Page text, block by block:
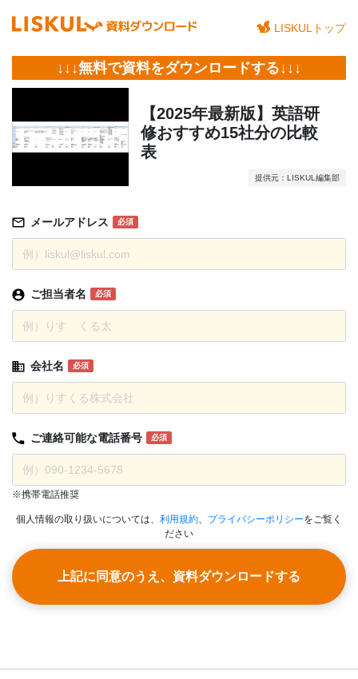
LISKULトップ
↓↓↓無料で資料をダウンロードする↓↓↓
【2025年最新版】英語研
修おすすめ15社分の比較
表
提供元：LISKUL編集部
メールアドレス 必須
ご担当者名 必須
会社名 必須
ご連絡可能な電話番号 必須
※携帯電話推奨
個人情報の取り扱いについては、 利用規約、 プライバシーポリシーをご覧く
ださい
上記に同意のうえ、資料ダウンロードする